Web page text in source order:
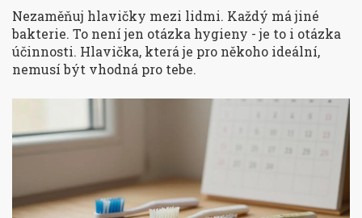
Nezaměňuj hlavičky mezi lidmi. Každý má jiné
bakterie. To není jen otázka hygieny - je to i otázka
účinnosti. Hlavička, která je pro někoho ideální,
nemusí být vhodná pro tebe.